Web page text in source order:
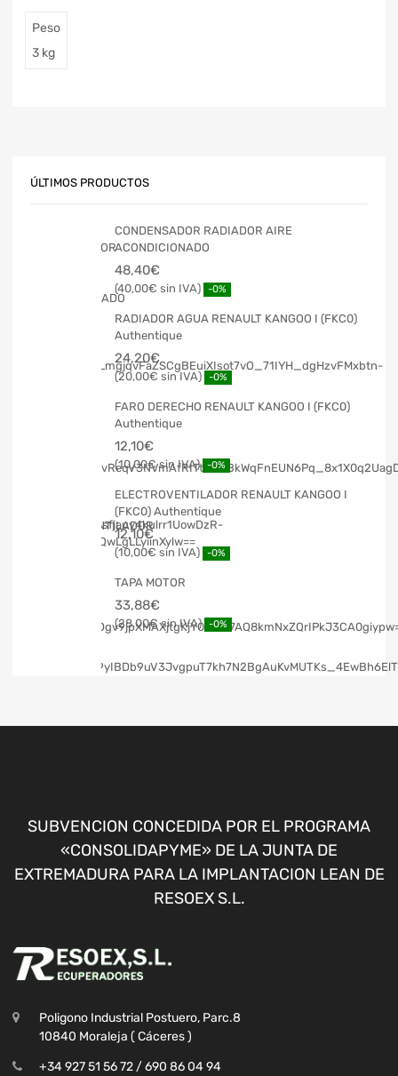
Peso
3 kg
ÚLTIMOS PRODUCTOS
CONDENSADOR RADIADOR AIRE
ACONDICIONADO
48,40€
40,00€ -0%
RADIADOR AGUA RENAULT KANGOO I (FKC0)
Authentique
24,20€
20,00€ -0%
FARO DERECHO RENAULT KANGOO I (FKC0)
Authentique
12,10€
10,00€ -0%
ELECTROVENTILADOR RENAULT KANGOO I
(FKC0) Authentique
12,10€
10,00€ -0%
TAPA MOTOR
33,88€
28,00€ -0%
SUBVENCION CONCEDIDA POR EL PROGRAMA
«CONSOLIDAPYME» DE LA JUNTA DE
EXTREMADURA PARA LA IMPLANTACION LEAN DE
RESOEX S.L.
Poligono Industrial Postuero, Parc.8
10840 Moraleja ( Cáceres )
+34 927 51 56 72 / 690 86 04 94